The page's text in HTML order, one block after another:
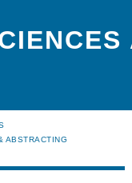
ABSTRACTING